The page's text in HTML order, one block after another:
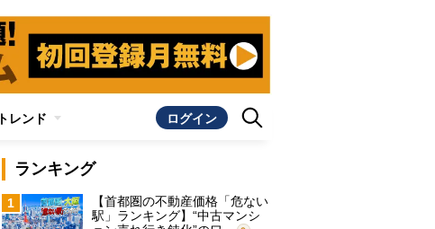
トレンド ログイン
ランキング
1
【首都圏の不動産価格「危ない
駅」ランキング】“中古マンシ